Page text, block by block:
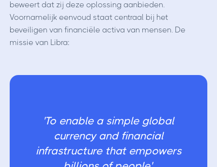
beweert dat zij deze oplossing aanbieden.
Voornamelijk eenvoud staat centraal bij het
beveiligen van financiële activa van mensen. De
missie van Libra:
'To enable a simple global
currency and financial
infrastructure that empowers